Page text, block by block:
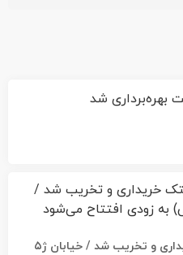
۳ باب مغازه محدوده پستک خریداری و تخریب شد / خیابان ژ۵